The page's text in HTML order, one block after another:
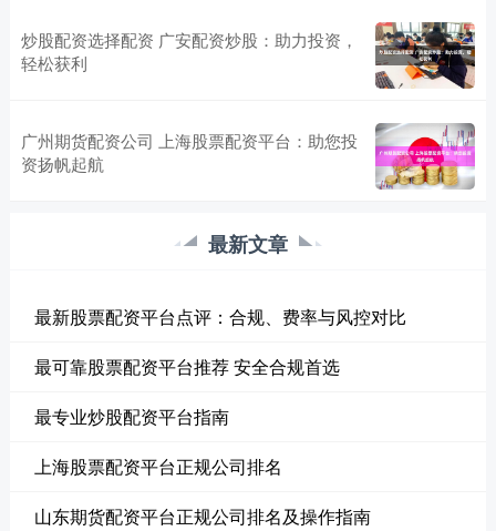
炒股配资选择配资 广安配资炒股：助力投资，
轻松获利
广州期货配资公司 上海股票配资平台：助您投
资扬帆起航
最新文章
最新股票配资平台点评：合规、费率与风控对比
最可靠股票配资平台推荐 安全合规首选
最专业炒股配资平台指南
上海股票配资平台正规公司排名
山东期货配资平台正规公司排名及操作指南